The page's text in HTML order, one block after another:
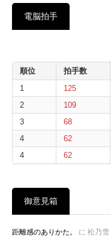
電脳拍手
順位 拍手数
1
125
2
109
3
68
4
62
4
62
御意見箱
距離感のありかた。 に 松乃雪